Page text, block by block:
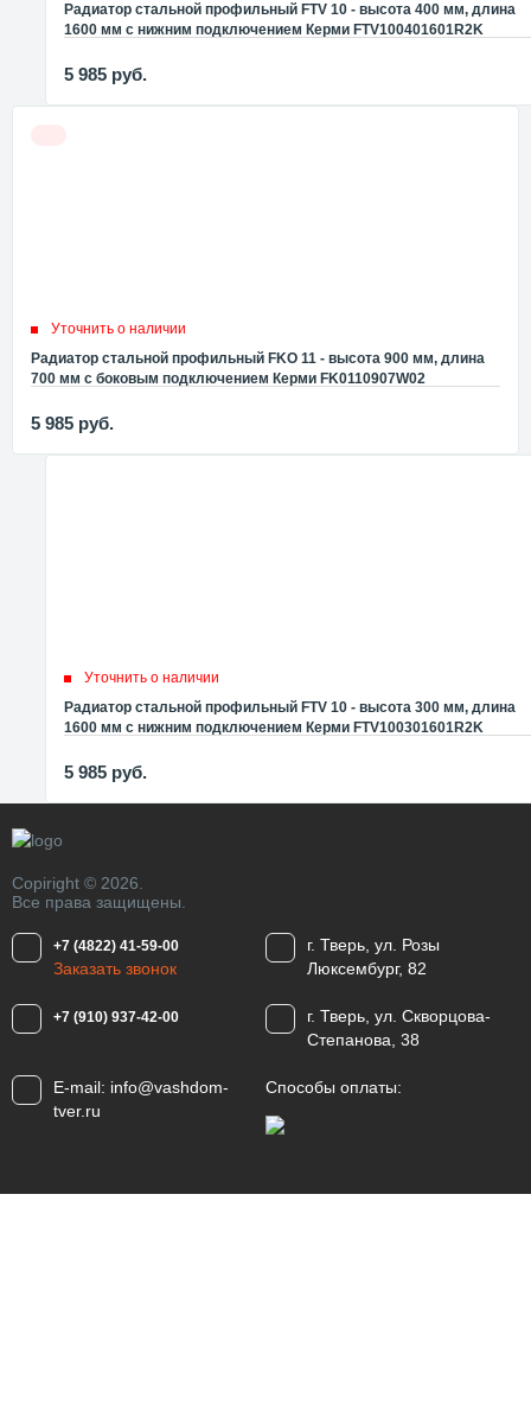
Радиатор стальной профильный FTV 10 - высота 400 мм, длина
1600 мм с нижним подключением Керми FTV100401601R2K
5 985 руб.
Уточнить о наличии
Радиатор стальной профильный FKO 11 - высота 900 мм, длина
700 мм с боковым подключением Керми FK0110907W02
5 985 руб.
Уточнить о наличии
Радиатор стальной профильный FTV 10 - высота 300 мм, длина
1600 мм с нижним подключением Керми FTV100301601R2K
5 985 руб.
Copiright © 2026.
Все права защищены.
+7 (4822) 41-59-00
Заказать звонок
г. Тверь, ул. Розы
Люксембург, 82
+7 (910) 937-42-00
г. Тверь, ул. Скворцова-
Степанова, 38
E-mail: info@vashdom-
tver.ru
Способы оплаты: